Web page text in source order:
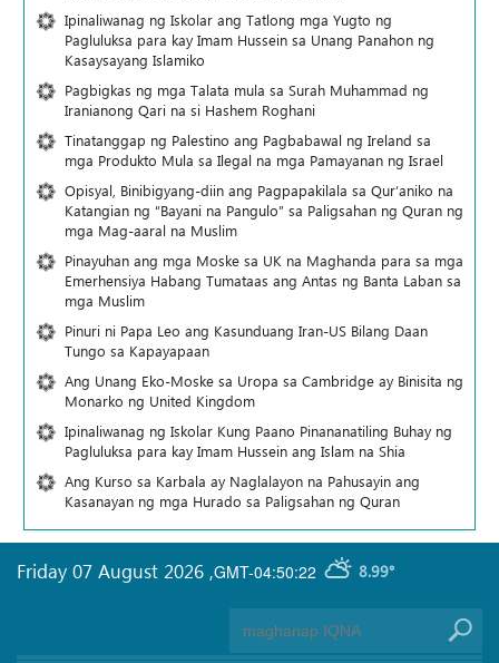
Ipinaliwanag ng Iskolar ang Tatlong mga Yugto ng
Pagluluksa para kay Imam Hussein sa Unang Panahon ng
Kasaysayang Islamiko
Pagbigkas ng mga Talata mula sa Surah Muhammad ng
Iranianong Qari na si Hashem Roghani
Tinatanggap ng Palestino ang Pagbabawal ng Ireland sa
mga Produkto Mula sa Ilegal na mga Pamayanan ng Israel
Opisyal, Binibigyang-diin ang Pagpapakilala sa Qur’aniko na
Katangian ng “Bayani na Pangulo” sa Paligsahan ng Quran ng
mga Mag-aaral na Muslim
Pinayuhan ang mga Moske sa UK na Maghanda para sa mga
Emerhensiya Habang Tumataas ang Antas ng Banta Laban sa
mga Muslim
Pinuri ni Papa Leo ang Kasunduang Iran-US Bilang Daan
Tungo sa Kapayapaan
Ang Unang Eko-Moske sa Uropa sa Cambridge ay Binisita ng
Monarko ng United Kingdom
Ipinaliwanag ng Iskolar Kung Paano Pinananatiling Buhay ng
Pagluluksa para kay Imam Hussein ang Islam na Shia
Ang Kurso sa Karbala ay Naglalayon na Pahusayin ang
Kasanayan ng mga Hurado sa Paligsahan ng Quran
GMT-04:50:22 8.99°
Friday 07 August 2026 ,